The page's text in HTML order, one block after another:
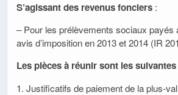
S’agissant des revenus fonciers :
– Pour les prélèvements sociaux payés
avis d’imposition en 2013 et 2014 (IR
Les pièces à réunir sont les suivantes
1. Justificatifs de paiement de la plus-